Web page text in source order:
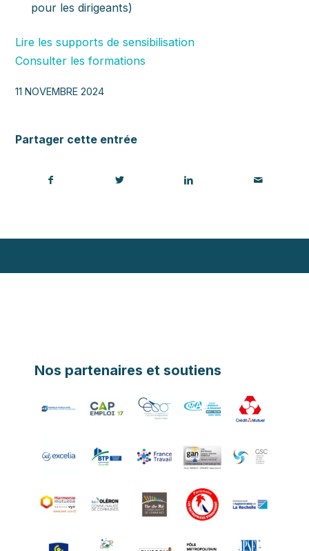
pour les dirigeants)
Lire les supports de sensibilisation
Consulter les formations
11 NOVEMBRE 2024
Partager cette entrée
Nos partenaires et soutiens